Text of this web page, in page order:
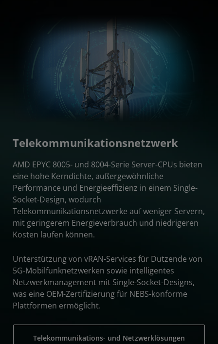
Telekommunikationsnetzwerk
AMD EPYC 8005- und 8004-Serie Server-CPUs bieten
eine hohe Kerndichte, außergewöhnliche
Performance und Energieeffizienz in einem Single-
Socket-Design, wodurch
Telekommunikationsnetzwerke auf weniger Servern,
mit geringerem Energieverbrauch und niedrigeren
Kosten laufen können.
Unterstützung von vRAN-Services für Dutzende von
5G-Mobilfunknetzwerken sowie intelligentes
Netzwerkmanagement mit Single-Socket-Designs,
was eine OEM-Zertifizierung für NEBS-konforme
Plattformen ermöglicht.
Telekommunikations- und Netzwerklösungen